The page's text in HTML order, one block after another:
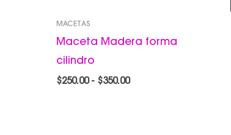
MACETAS
Maceta Madera forma
cilindro
$250.00 - $350.00